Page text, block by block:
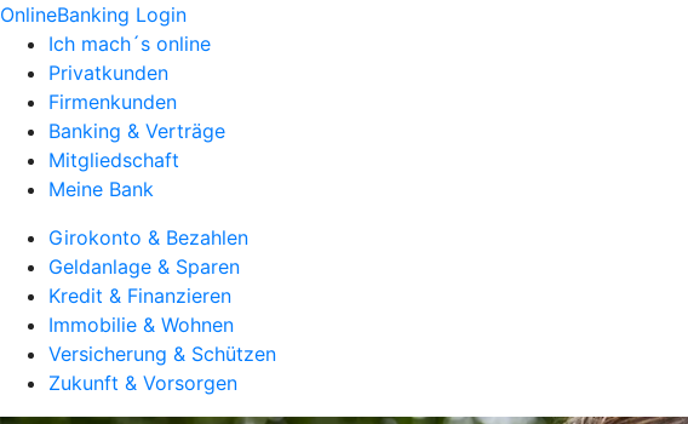
OnlineBanking Login
Ich mach´s online
Privatkunden
Firmenkunden
Banking & Verträge
Mitgliedschaft
Meine Bank
Girokonto & Bezahlen
Geldanlage & Sparen
Kredit & Finanzieren
Immobilie & Wohnen
Versicherung & Schützen
Zukunft & Vorsorgen